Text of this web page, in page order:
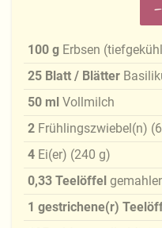
-
100 g Erbsen
25 Blatt / Blätter
50 ml Vollmilch
2 Frühlingszwiebel(n) (
4 Ei(er) (240 g)
0,33 Teelöffel
1 gestrichene(r)